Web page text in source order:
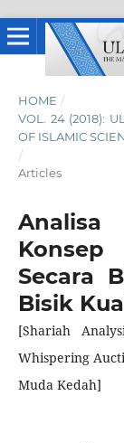
HOME /
VOL. 24 (2018):
OF ISLAMIC
/
Articles
Secara
Bisik
[Shariah
Whispering
Muda Kedah]